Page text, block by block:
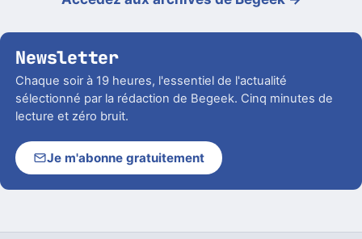
Newsletter
Chaque soir à 19 heures, l'essentiel de l'actualité
sélectionné par la rédaction de Begeek. Cinq minutes de
lecture et zéro bruit.
Je m'abonne gratuitement